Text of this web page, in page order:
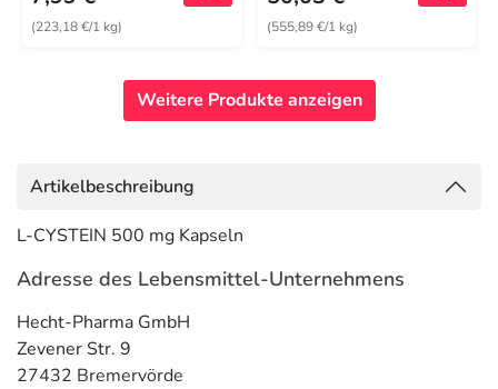
(223,18 €/1 kg) (555,89 €/1 kg)
Weitere Produkte anzeigen
Artikelbeschreibung
L-CYSTEIN 500 mg Kapseln
Adresse des Lebensmittel-Unternehmens
Hecht-Pharma GmbH
Zevener Str. 9
27432 Bremervörde